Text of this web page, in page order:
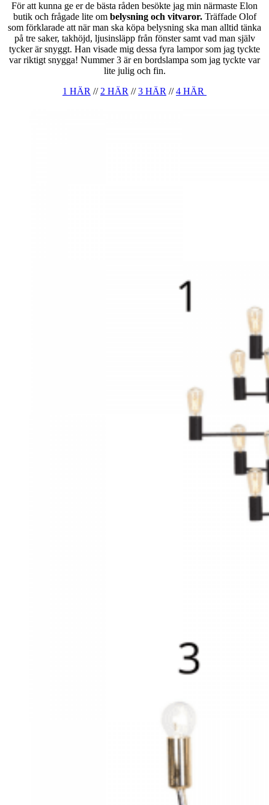
För att kunna ge er de bästa råden besökte jag min närmaste Elon
butik och frågade lite om belysning och vitvaror. Träffade Olof
som förklarade att när man ska köpa belysning ska man alltid tänka
på tre saker, takhöjd, ljusinsläpp från fönster samt vad man själv
tycker är snyggt. Han visade mig dessa fyra lampor som jag tyckte
var riktigt snygga! Nummer 3 är en bordslampa som jag tyckte var
lite julig och fin.
1 HÄR // 2 HÄR //3 HÄR //4 HÄR